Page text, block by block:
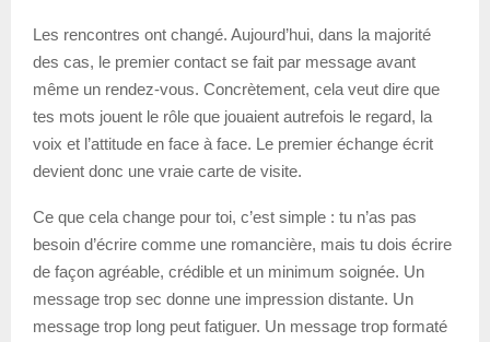
Les rencontres ont changé. Aujourd’hui, dans la majorité
des cas, le premier contact se fait par message avant
même un rendez-vous. Concrètement, cela veut dire que
tes mots jouent le rôle que jouaient autrefois le regard, la
voix et l’attitude en face à face. Le premier échange écrit
devient donc une vraie carte de visite.
Ce que cela change pour toi, c’est simple : tu n’as pas
besoin d’écrire comme une romancière, mais tu dois écrire
de façon agréable, crédible et un minimum soignée. Un
message trop sec donne une impression distante. Un
message trop long peut fatiguer. Un message trop formaté